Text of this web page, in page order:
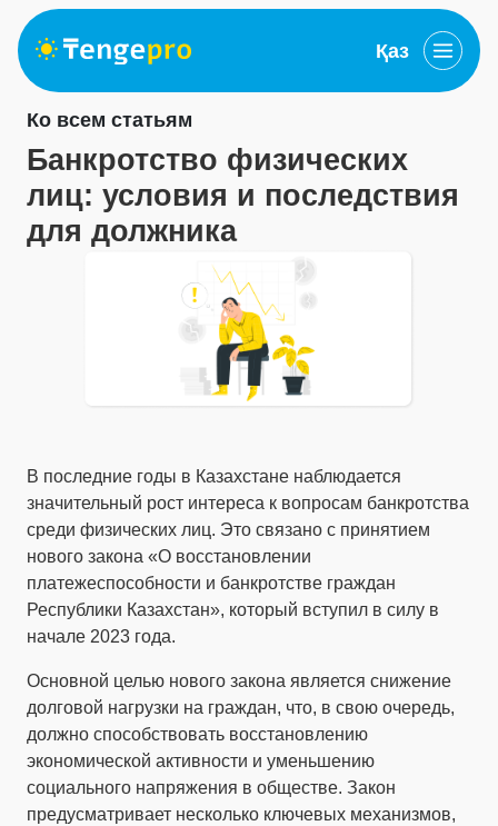
Қаз
Ко всем статьям
Банкротство физических
лиц: условия и последствия
для должника
В последние годы в Казахстане наблюдается
значительный рост интереса к вопросам банкротства
среди физических лиц. Это связано с принятием
нового закона «О восстановлении
платежеспособности и банкротстве граждан
Республики Казахстан», который вступил в силу в
начале 2023 года.
Основной целью нового закона является снижение
долговой нагрузки на граждан, что, в свою очередь,
должно способствовать восстановлению
экономической активности и уменьшению
социального напряжения в обществе. Закон
предусматривает несколько ключевых механизмов,